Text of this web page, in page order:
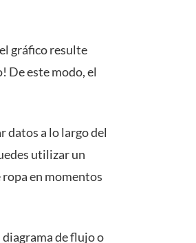
gráfico resulte
De este modo, el
datos a lo largo del
utilizar un
en momentos
diagrama de flujo o